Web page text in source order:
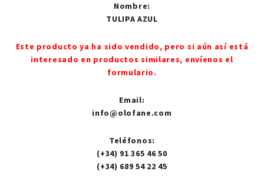
Nombre:
TULIPA AZUL
Este producto ya ha sido vendido, pero si aún así está
interesado en productos similares, envíenos el
formulario.
Email:
info@olofane.com
Teléfonos:
(+34) 91 365 46 50
(+34) 689 54 22 45